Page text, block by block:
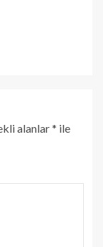
alanlar* ile